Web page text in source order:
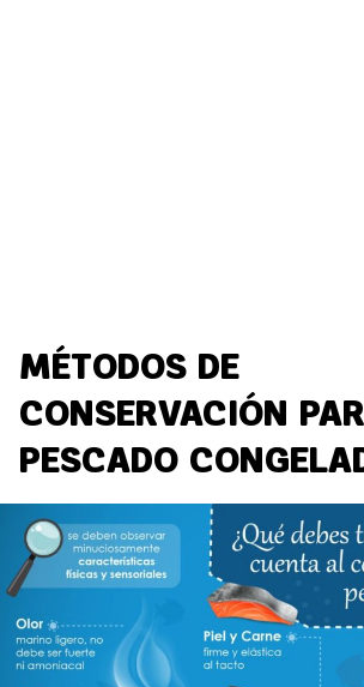
MÉTODOS DE
CONSERVACIÓN
PESCADO